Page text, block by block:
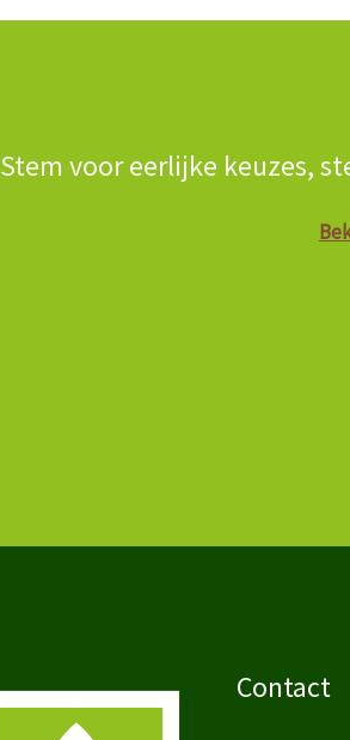
Stem voor eerlijke keuzes,
Contact